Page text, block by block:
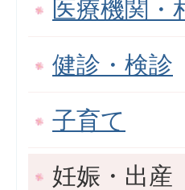
医療機関・
健診・検診
子育て
妊娠・出産